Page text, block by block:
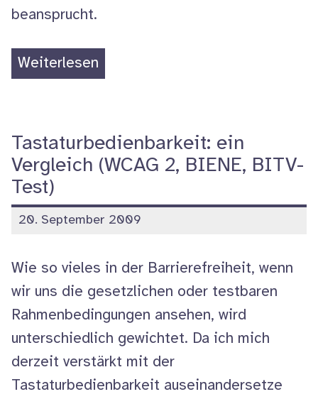
beansprucht.
Weiterlesen
testet“
Tastaturbedienbarkeit: ein
Vergleich (WCAG 2, BIENE, BITV-
Test)
veröffentlicht
20. September 2009
Wie so vieles in der Barrierefreiheit, wenn
wir uns die gesetzlichen oder testbaren
Rahmenbedingungen ansehen, wird
unterschiedlich gewichtet. Da ich mich
derzeit verstärkt mit der
Tastaturbedienbarkeit auseinandersetze